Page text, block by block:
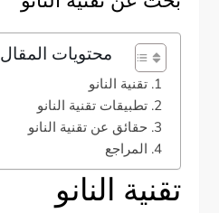
محتويات المقال
تقنية النانو
تطبيقات تقنية النانو
حقائق عن تقنية النانو
المراجع
تقنية النانو